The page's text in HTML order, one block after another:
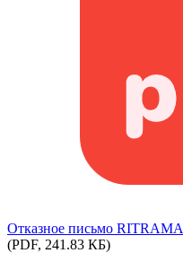
Отказное письмо RITRAMA
(PDF, 241.83 КБ)